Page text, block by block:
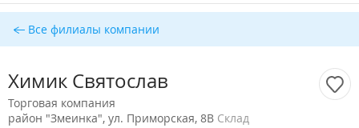
Все филиалы компании
Химик Святослав
Торговая компания
район "Змеинка", ул. Приморская, 8В Склад